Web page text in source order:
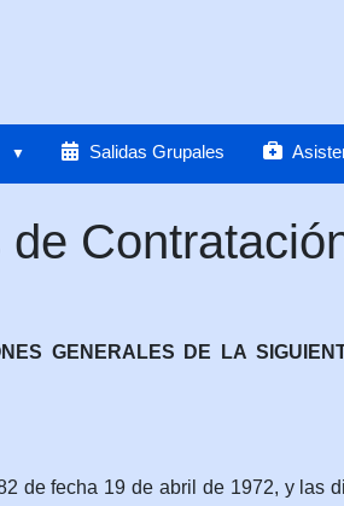
Salidas Grupales
GENERALES DE LA
de fecha 19 de abril de 1972, y